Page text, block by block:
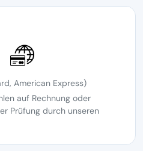
American Express)
auf Rechnung oder
Prüfung durch unseren